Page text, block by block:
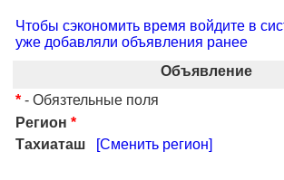
Чтобы сэкономить время войдите в
уже добавляли объявления ранее
Объявление
* - Обязтельные поля
Регион *
Тахиаташ
[Сменить регион]